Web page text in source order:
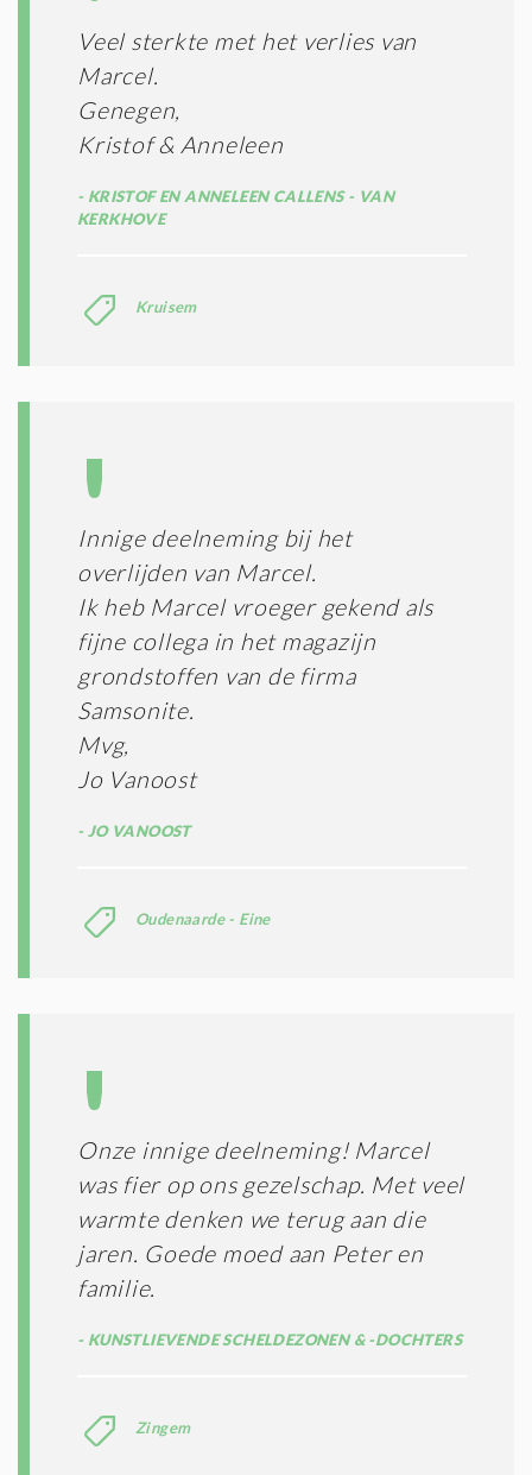
Veel sterkte met het verlies van
Marcel.
Genegen,
Kristof & Anneleen
KRISTOF EN ANNELEEN CALLENS - VAN
KERKHOVE
Kruisem
Innige deelneming bij het
overlijden van Marcel.
Ik heb Marcel vroeger gekend als
fijne collega in het magazijn
grondstoffen van de firma
Samsonite.
Mvg,
Jo Vanoost
JO VANOOST
Oudenaarde - Eine
Onze innige deelneming! Marcel
was fier op ons gezelschap. Met veel
warmte denken we terug aan die
jaren. Goede moed aan Peter en
familie.
KUNSTLIEVENDE SCHELDEZONEN & -DOCHTERS
Zingem